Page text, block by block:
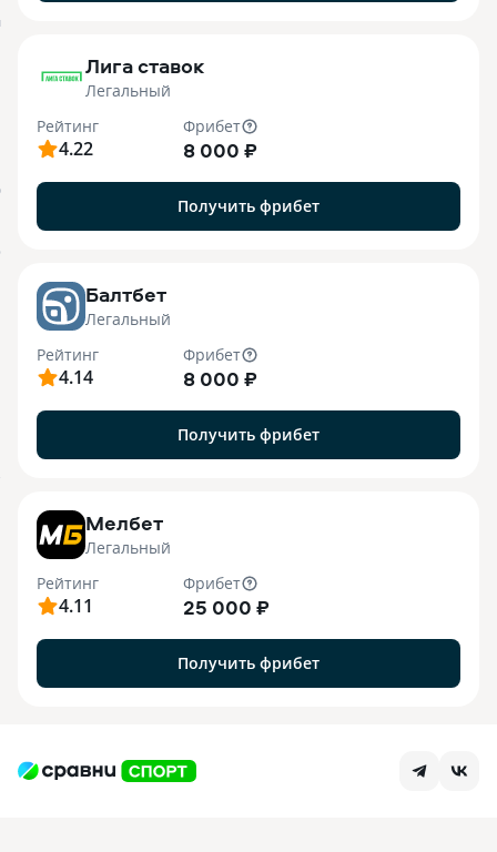
Лига ставок
Легальный
Рейтинг
4.22
Фрибет
8 000 ₽
Получить фрибет
Балтбет
Легальный
Рейтинг
4.14
Фрибет
8 000 ₽
Получить фрибет
Мелбет
Легальный
Рейтинг
4.11
Фрибет
25 000 ₽
Получить фрибет